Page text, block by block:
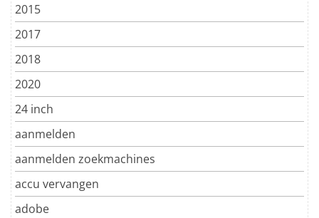
2015
2017
2018
2020
24 inch
aanmelden
aanmelden zoekmachines
accu vervangen
adobe